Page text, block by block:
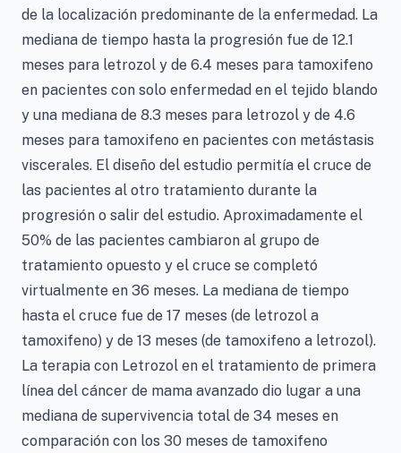
de la localización predominante de la enfermedad. La
mediana de tiempo hasta la progresión fue de 12.1
meses para letrozol y de 6.4 meses para tamoxifeno
en pacientes con solo enfermedad en el tejido blando
y una mediana de 8.3 meses para letrozol y de 4.6
meses para tamoxifeno en pacientes con metástasis
viscerales. El diseño del estudio permitía el cruce de
las pacientes al otro tratamiento durante la
progresión o salir del estudio. Aproximadamente el
50% de las pacientes cambiaron al grupo de
tratamiento opuesto y el cruce se completó
virtualmente en 36 meses. La mediana de tiempo
hasta el cruce fue de 17 meses (de letrozol a
tamoxifeno) y de 13 meses (de tamoxifeno a letrozol).
La terapia con Letrozol en el tratamiento de primera
línea del cáncer de mama avanzado dio lugar a una
mediana de supervivencia total de 34 meses en
comparación con los 30 meses de tamoxifeno